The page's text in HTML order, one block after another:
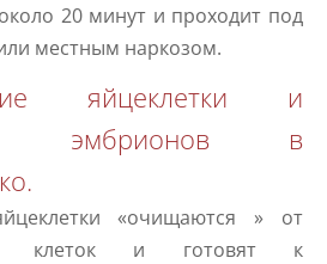
20 минут и проходит под
местным наркозом.
яйцеклетки и
эмбрионов в
«очищаются » от
клеток и готовят к